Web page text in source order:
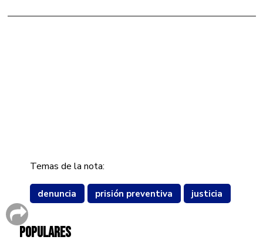
Temas de la nota:
denuncia prisión preventiva justicia
POPULARES